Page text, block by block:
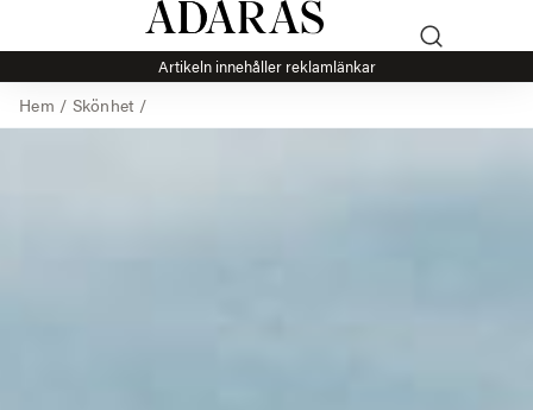
Artikeln innehåller reklamlänkar
Hem / Skönhet/